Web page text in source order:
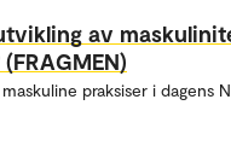
av
praksiser i dagens